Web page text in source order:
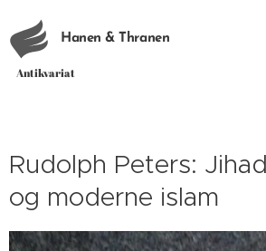
Hanen & Thranen
Antikvariat
Rudolph Peters:
og moderne islam